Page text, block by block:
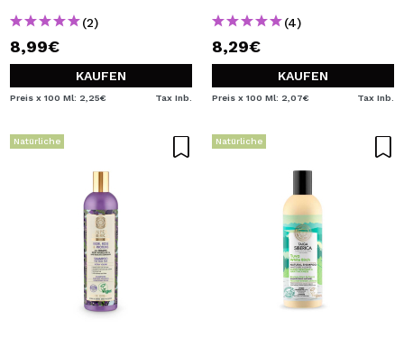
(2)
8,99€
KAUFEN
Preis x 100 Ml: 2,25€ Tax Inb.
(4)
8,29€
KAUFEN
Preis x 100 Ml: 2,07€ Tax Inb.
Natürliche Natürliche